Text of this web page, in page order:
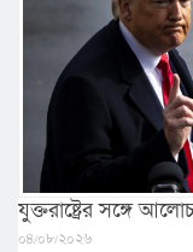
যুক্তরাষ্ট্রের সঙ্গে
০৪/০৮/২০২৬